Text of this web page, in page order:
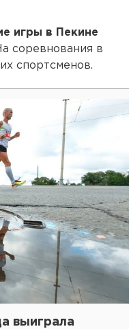
игры в Пекине
соревнования в
спортсменов.
выиграла